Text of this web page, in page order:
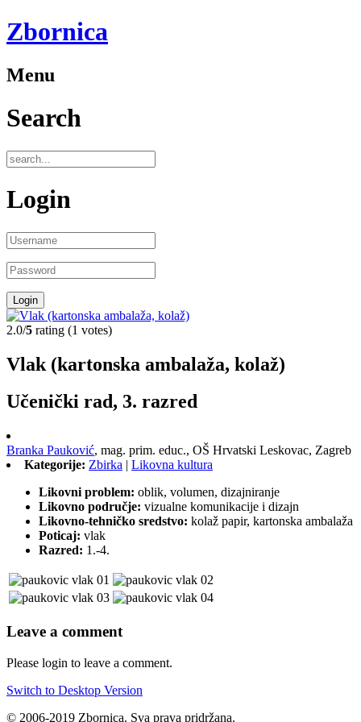
Zbornica
Menu
Search
Login
2.0/5 rating (1 votes)
Vlak (kartonska ambalaža, kolaž)
Učenički rad, 3. razred
Branka Pauković, mag. prim. educ., OŠ Hrvatski Leskovac, Zagreb
Kategorije: Zbirka | Likovna kultura
Likovni problem: oblik, volumen, dizajniranje
Likovno područje: vizualne komunikacije i dizajn
Likovno-tehničko sredstvo: kolaž papir, kartonska ambalaža
Poticaj: vlak
Razred: 1.-4.
Leave a comment
Please login to leave a comment.
Switch to Desktop Version
© 2006-2019 Zbornica. Sva prava pridržana.